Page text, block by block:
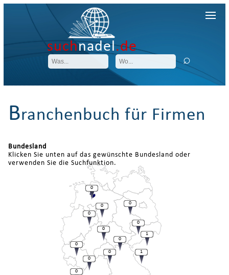
suchnadel.de
Branchenbuch für Firmen
Bundesland
Klicken Sie unten auf das gewünschte Bundesland oder
verwenden Sie die Suchfunktion.
1
1
0
0
0
0
0
0
0
0
0
0
0